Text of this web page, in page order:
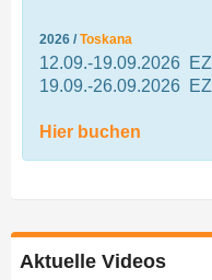
2026 / Toskana
12.09.-19.09.2026 EZ
19.09.-26.09.2026 EZ
Hier buchen
Aktuelle Videos